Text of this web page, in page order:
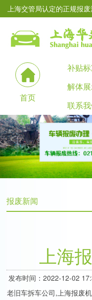
上海交管局认定的正规报
首页
补贴
解体
联系
报废新闻
上海
发布时间：2022-12-02
老旧车拆车公司,上海报废